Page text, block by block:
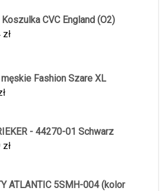
CVC England (O2)
zł
Fashion Szare XL
- 44270-01 Schwarz
zł
ATLANTIC 5SMH-004 (kolor